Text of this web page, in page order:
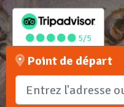
Point de départ
5/5